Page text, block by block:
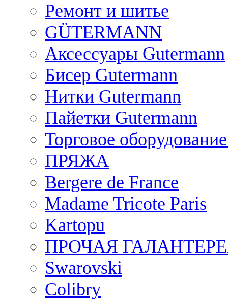
Ремонт и шитье
GÜTERMANN
Аксессуары Gutermann
Бисер Gutermann
Нитки Gutermann
Пайетки Gutermann
Торговое
ПРЯЖА
Bergere de France
Madame Tricote Paris
Kartopu
ПРОЧАЯ
Swarovski
Colibry